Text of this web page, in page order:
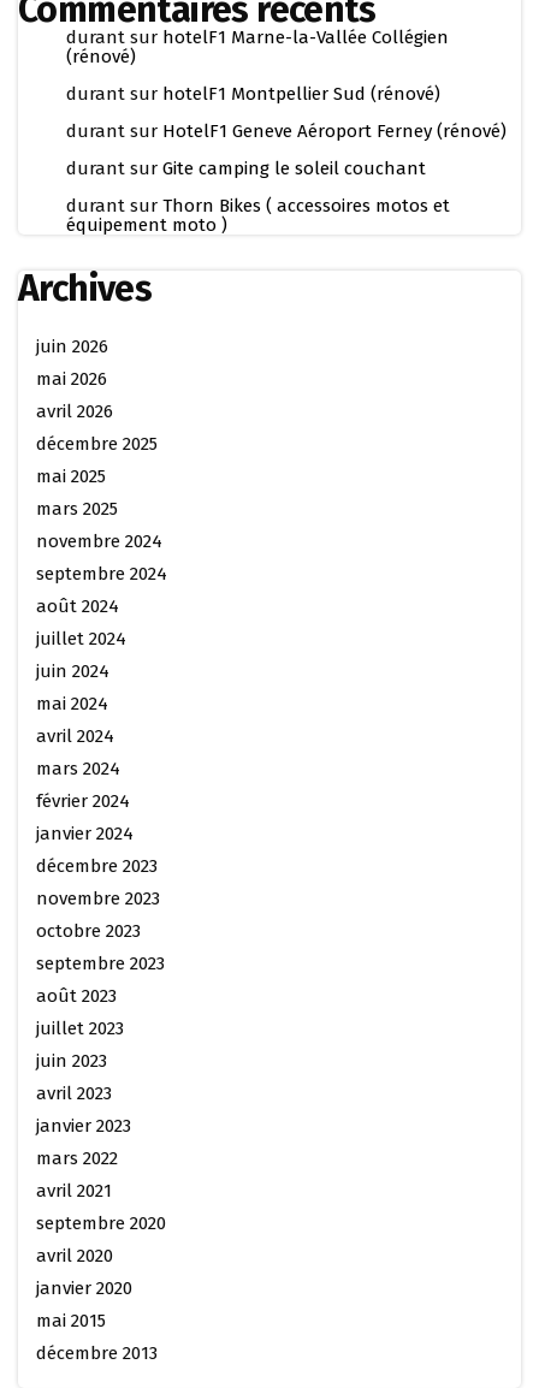
Commentaires récents
durant sur hotelF1 Marne-la-Vallée Collégien
(rénové)
durant sur hotelF1 Montpellier Sud (rénové)
durant sur HotelF1 Geneve Aéroport Ferney (rénové)
durant sur Gite camping le soleil couchant
durant sur Thorn Bikes ( accessoires motos et
équipement moto )
Archives
juin 2026
mai 2026
avril 2026
décembre 2025
mai 2025
mars 2025
novembre 2024
septembre 2024
août 2024
juillet 2024
juin 2024
mai 2024
avril 2024
mars 2024
février 2024
janvier 2024
décembre 2023
novembre 2023
octobre 2023
septembre 2023
août 2023
juillet 2023
juin 2023
avril 2023
janvier 2023
mars 2022
avril 2021
septembre 2020
avril 2020
janvier 2020
mai 2015
décembre 2013